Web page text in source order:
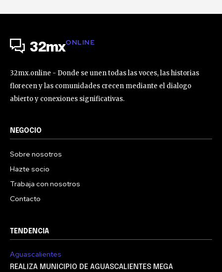
32mxONLINE
32mx.online - Donde se unen todas las voces, las historias
florecen y las comunidades crecen mediante el dialogo
abierto y conexiones significativas.
NEGOCIO
Sobre nosotros
Hazte socio
Trabaja con nosotros
Contacto
TENDENCIA
Aguascalientes
REALIZA MUNICIPIO DE AGUASCALIENTES MEGA